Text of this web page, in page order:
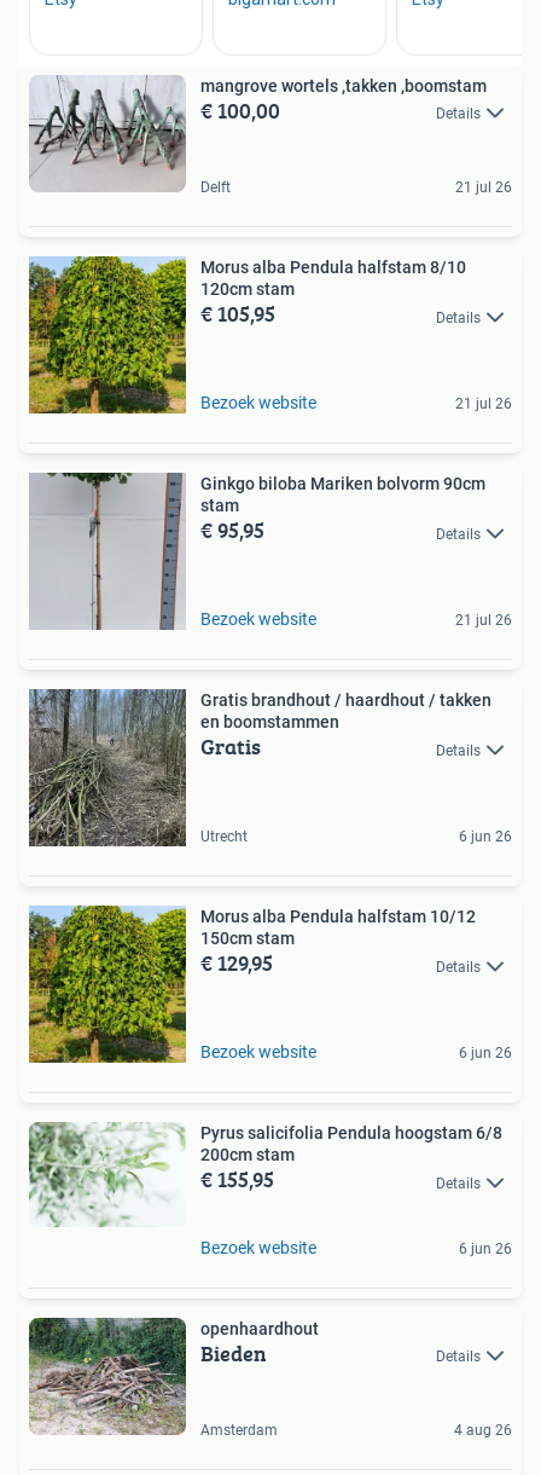
mangrove wortels ,takken ,boomstam
€ 100,00 Details
Delft 21 jul 26
Morus alba Pendula halfstam 8/10
120cm stam
€ 105,95 Details
Bezoek website 21 jul 26
Ginkgo biloba Mariken bolvorm 90cm
stam
€ 95,95 Details
Bezoek website 21 jul 26
Gratis brandhout / haardhout / takken
en boomstammen
Gratis Details
Utrecht 6 jun 26
Morus alba Pendula halfstam 10/12
150cm stam
€ 129,95 Details
Bezoek website 6 jun 26
Pyrus salicifolia Pendula hoogstam 6/8
200cm stam
€ 155,95 Details
Bezoek website 6 jun 26
openhaardhout
Bieden Details
Amsterdam 4 aug 26